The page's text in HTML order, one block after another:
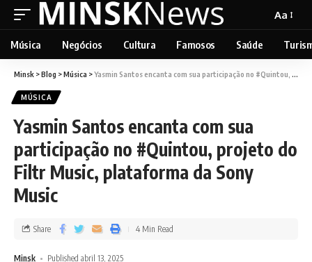
Aa
Música Negócios Cultura Famosos Saúde
Minsk >Blog >Música >Yasmin Santos encanta com sua participação no #Quintou, projeto do Filtr Music, plataforma da Sony Music
MÚSICA
Yasmin Santos encanta com sua
participação no #Quintou, projeto do
Filtr Music, plataforma da Sony
Music
Minsk Published abril 13, 2025
Share 4 Min Read